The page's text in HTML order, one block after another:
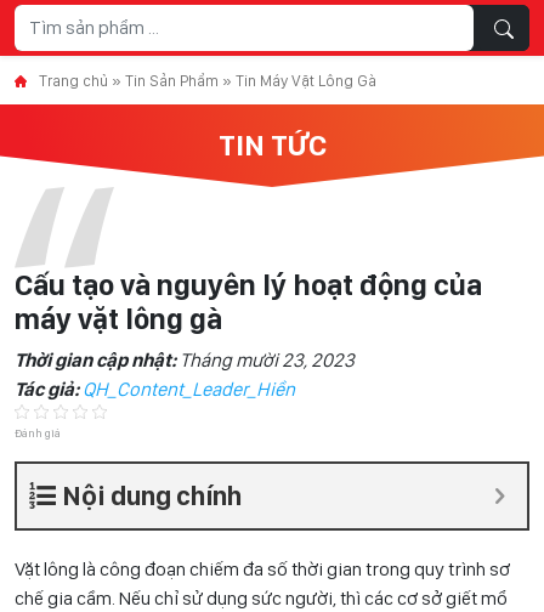
Skip to content
Trang chủ » Tin Sản Phẩm » Tin Máy Vặt Lông Gà
TIN TỨC
Cấu tạo và nguyên lý hoạt động của
máy vặt lông gà
Thời gian cập nhật: Tháng mười 23, 2023
Tác giả:QH_Content_Leader_Hiền
Đánh giá
Nội dung chính
Vặt lông là công đoạn chiếm đa số thời gian trong quy trình sơ
chế gia cầm. Nếu chỉ sử dụng sức người, thì các cơ sở giết mổ